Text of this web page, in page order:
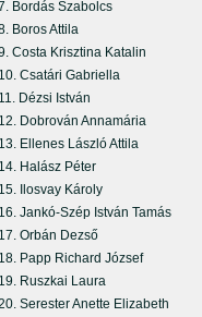
Bordás Szabolcs
Boros Attila
Costa Krisztina Katalin
Csatári Gabriella
Dézsi István
Dobrován Annamária
Ellenes László Attila
Halász Péter
Ilosvay Károly
Jankó-Szép István Tamás
Orbán Dezső
Papp Richard József
Ruszkai Laura
Serester Anette Elizabeth